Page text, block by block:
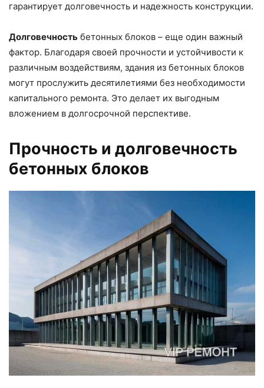
гарантирует долговечность и надежность конструкции.
Долговечность бетонных блоков – еще один важный
фактор. Благодаря своей прочности и устойчивости к
различным воздействиям, здания из бетонных блоков
могут прослужить десятилетиями без необходимости
капитального ремонта. Это делает их выгодным
вложением в долгосрочной перспективе.
Прочность и долговечность
бетонных блоков